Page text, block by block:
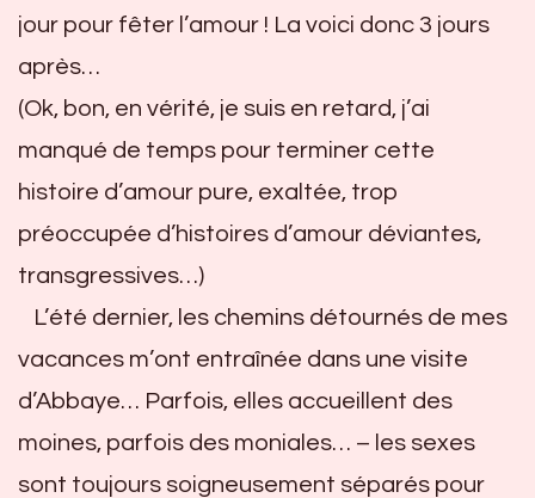
jour pour fêter l’amour ! La voici donc 3 jours
après…
(Ok, bon, en vérité, je suis en retard, j’ai
manqué de temps pour terminer cette
histoire d’amour pure, exaltée, trop
préoccupée d’histoires d’amour déviantes,
transgressives…)
L’été dernier, les chemins détournés de mes
vacances m’ont entraînée dans une visite
d’Abbaye… Parfois, elles accueillent des
moines, parfois des moniales… – les sexes
sont toujours soigneusement séparés pour